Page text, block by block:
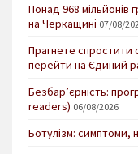
Понад 968 мільйонів
на Черкащині 07/08/
Прагнете спростити
перейти на Єдиний
Безбар’єрність:
readers) 06/08/2026
Ботулізм: симптоми,